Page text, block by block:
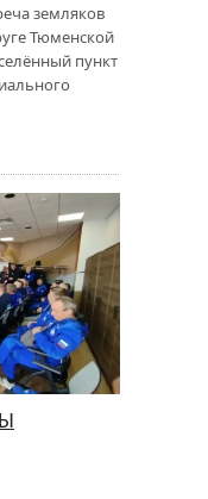
земляков
Тюменской
пункт